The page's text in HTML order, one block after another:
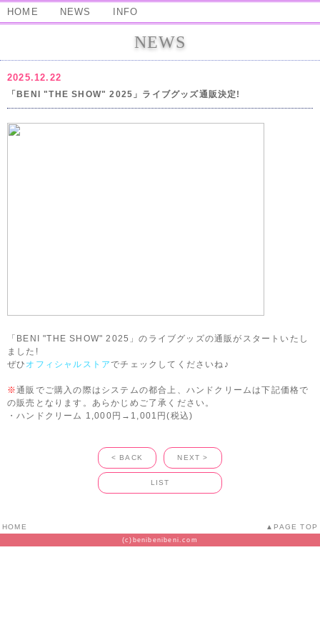
HOME NEWS INFO
NEWS
2025.12.22
「BENI "THE SHOW" 2025」ライブグッズ通販決定!
「BENI "THE SHOW" 2025」のライブグッズの通販がスタートいたし
ました!
ぜひ オフィシャルストアでチェックしてくださいね♪
※通販でご購入の際はシステムの都合上、ハンドクリームは下記価格で
の販売となります。あらかじめご了承ください。
・ハンドクリーム 1,000円→1,001円(税込)
< BACK NEXT >
LIST
HOME PAGE TOP
(c)benibenibeni.com